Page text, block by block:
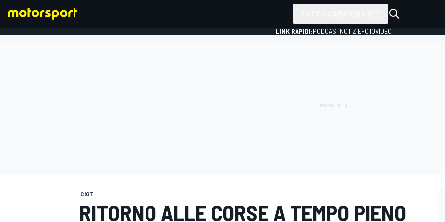
LINK RAPIDI:PODCASTNOTIZIEFOTOVIDEO
CIGT
RITORNO ALLE CORSE A TEMPO PIENO